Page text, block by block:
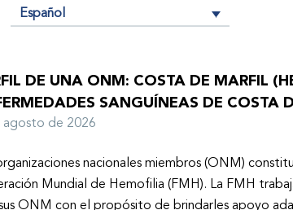
Español
DE UNA ONM: COSTA DE MARFIL
SANGUÍNEAS DE COSTA
agosto de 2026
nacionales miembros (ONM)
Mundial de Hemofilia (FMH). La FMH
ONM con el propósito de brindarles apoyo